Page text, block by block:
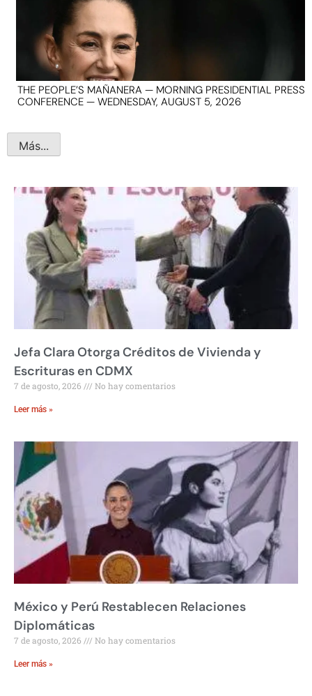
THE PEOPLE’S MAÑANERA — MORNING PRESIDENTIAL PRESS
CONFERENCE — WEDNESDAY, AUGUST 5, 2026
Más...
Jefa Clara Otorga Créditos de Vivienda y
Escrituras en CDMX
7 de agosto, 2026 No hay comentarios
Leer más »
México y Perú Restablecen Relaciones
Diplomáticas
7 de agosto, 2026 No hay comentarios
Leer más »